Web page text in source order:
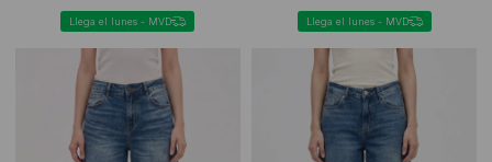
Llega el lunes - MVD Llega el lunes - MVD